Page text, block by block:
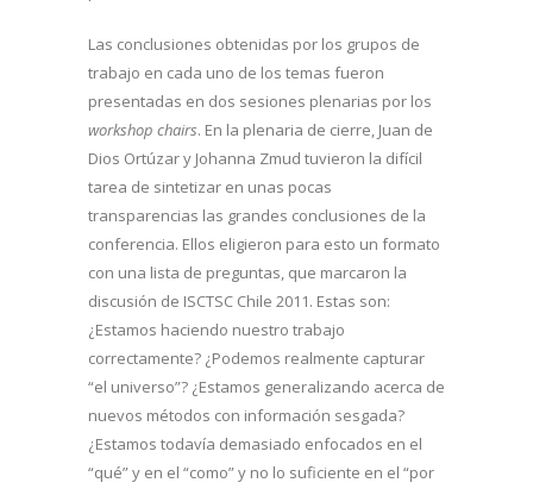
Las conclusiones obtenidas por los grupos de
trabajo en cada uno de los temas fueron
presentadas en dos sesiones plenarias por los
workshop chairs. En la plenaria de cierre, Juan de
Dios Ortúzar y Johanna Zmud tuvieron la difícil
tarea de sintetizar en unas pocas
transparencias las grandes conclusiones de la
conferencia. Ellos eligieron para esto un formato
con una lista de preguntas, que marcaron la
discusión de ISCTSC Chile 2011. Estas son:
¿Estamos haciendo nuestro trabajo
correctamente? ¿Podemos realmente capturar
“el universo”? ¿Estamos generalizando acerca de
nuevos métodos con información sesgada?
¿Estamos todavía demasiado enfocados en el
“qué” y en el “como” y no lo suficiente en el “por